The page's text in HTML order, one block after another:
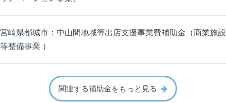
宮崎県都城市：中山間地域等出店支援事業費補助金（商業施設
等整備事業 ）
関連する補助金をもっと見る